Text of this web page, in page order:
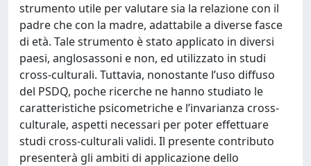
strumento utile per valutare sia la relazione con il
padre che con la madre, adattabile a diverse fasce
di età. Tale strumento è stato applicato in diversi
paesi, anglosassoni e non, ed utilizzato in studi
cross-culturali. Tuttavia, nonostante l’uso diffuso
del PSDQ, poche ricerche ne hanno studiato le
caratteristiche psicometriche e l’invarianza cross-
culturale, aspetti necessari per poter effettuare
studi cross-culturali validi. Il presente contributo
presenterà gli ambiti di applicazione dello